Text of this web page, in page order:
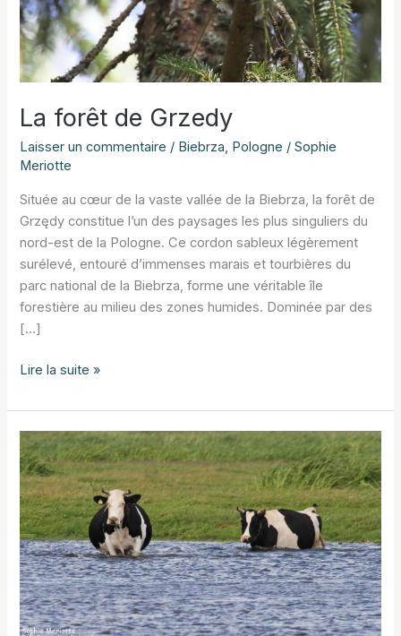
La forêt de Grzedy
Laisser un commentaire / Biebrza, Pologne /Sophie
Meriotte
Située au cœur de la vaste vallée de la Biebrza, la forêt de
Grzędy constitue l’un des paysages les plus singuliers du
nord-est de la Pologne. Ce cordon sableux légèrement
surélevé, entouré d’immenses marais et tourbières du
parc national de la Biebrza, forme une véritable île
forestière au milieu des zones humides. Dominée par des
[…]
La
de
Grzedy
Lire la suite »